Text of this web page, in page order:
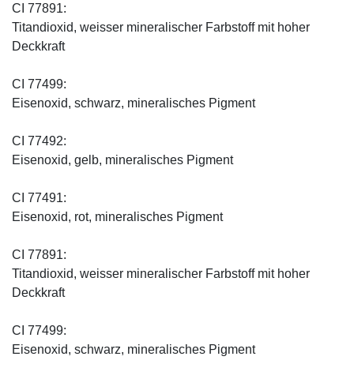
CI 77891:
Titandioxid, weisser mineralischer Farbstoff mit hoher
Deckkraft
CI 77499:
Eisenoxid, schwarz, mineralisches Pigment
CI 77492:
Eisenoxid, gelb, mineralisches Pigment
CI 77491:
Eisenoxid, rot, mineralisches Pigment
CI 77891:
Titandioxid, weisser mineralischer Farbstoff mit hoher
Deckkraft
CI 77499:
Eisenoxid, schwarz, mineralisches Pigment